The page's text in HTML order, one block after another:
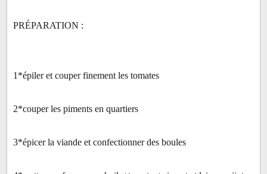
PRÉPARATION :
1*épiler et couper finement les tomates
2*couper les piments en quartiers
3*épicer la viande et confectionner des boules